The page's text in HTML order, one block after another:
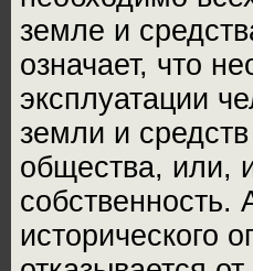
земле и
означает, что
эксплуатации
земли и
общества, или,
собственность.
исторического